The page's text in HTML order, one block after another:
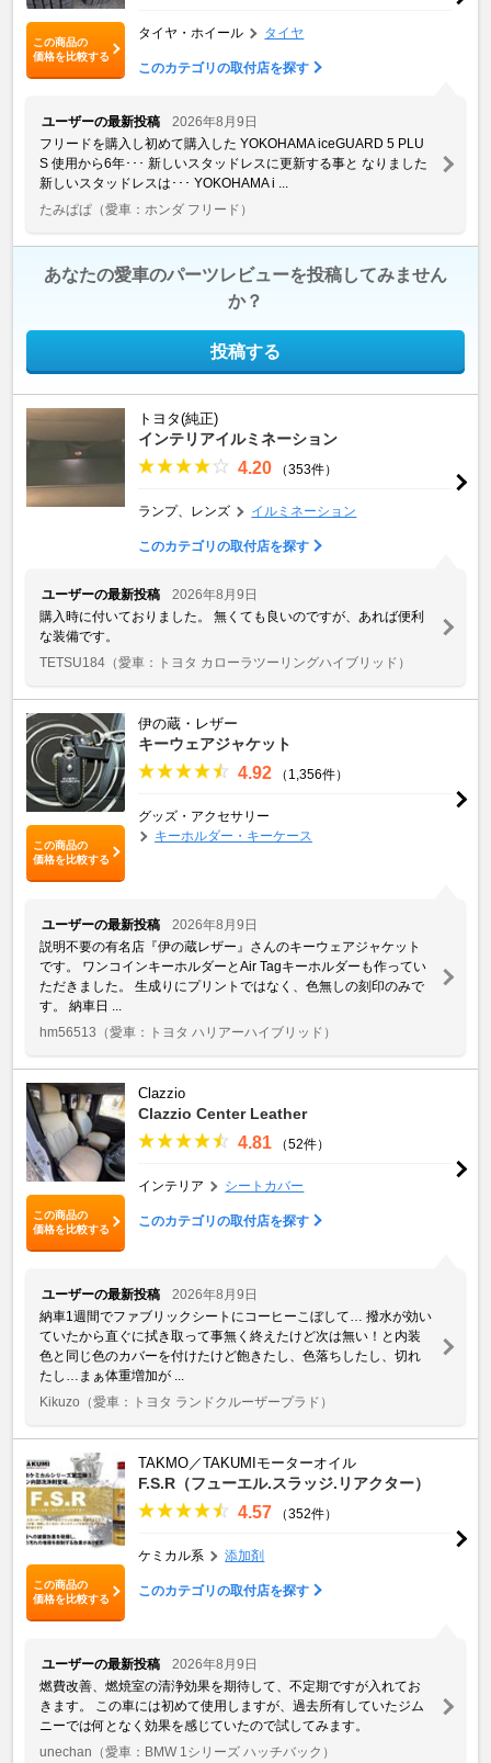
この商品の
価格を比較する
タイヤ・ホイール タイヤ
このカテゴリの取付店を探す
ユーザーの最新投稿
2026年8月9日
フリードを購入し初めて購入した YOKOHAMA iceGUARD 5 PLU
S 使用から6年･･･ 新しいスタッドレスに更新する事と なりました
新しいスタッドレスは･･･ YOKOHAMA i ...
たみぱぱ （愛車：ホンダ フリード）
あなたの愛車のパーツレビューを投稿してみません
か？
投稿する
トヨタ(純正)
インテリアイルミネーション
4.20 （353件）
ランプ、レンズ イルミネーション
このカテゴリの取付店を探す
ユーザーの最新投稿
2026年8月9日
購入時に付いておりました。 無くても良いのですが、あれば便利
な装備です。
TETSU184 （愛車：トヨタ カローラツーリングハイブリッド）
この商品の
価格を比較する
伊の蔵・レザー
キーウェアジャケット
4.92 （1,356件）
グッズ・アクセサリー
キーホルダー・キーケース
ユーザーの最新投稿
2026年8月9日
説明不要の有名店『伊の蔵レザー』さんのキーウェアジャケット
です。 ワンコインキーホルダーとAir Tagキーホルダーも作ってい
ただきました。 生成りにプリントではなく、色無しの刻印のみで
す。 納車日 ...
hm56513 （愛車：トヨタ ハリアーハイブリッド）
この商品の
価格を比較する
Clazzio
Clazzio Center Leather
4.81 （52件）
インテリア シートカバー
このカテゴリの取付店を探す
ユーザーの最新投稿
2026年8月9日
納車1週間でファブリックシートにコーヒーこぼして… 撥水が効い
ていたから直ぐに拭き取って事無く終えたけど次は無い！と内装
色と同じ色のカバーを付けたけど飽きたし、色落ちしたし、切れ
たし…まぁ体重増加が ...
Kikuzo （愛車：トヨタ ランドクルーザープラド）
この商品の
価格を比較する
TAKMO／TAKUMIモーターオイル
F.S.R（フューエル.スラッジ.リアクター）
4.57 （352件）
ケミカル系 添加剤
このカテゴリの取付店を探す
ユーザーの最新投稿
2026年8月9日
燃費改善、燃焼室の清浄効果を期待して、不定期ですが入れてお
きます。 この車には初めて使用しますが、過去所有していたジム
ニーでは何となく効果を感じていたので試してみます。
unechan （愛車：BMW 1シリーズ ハッチバック）